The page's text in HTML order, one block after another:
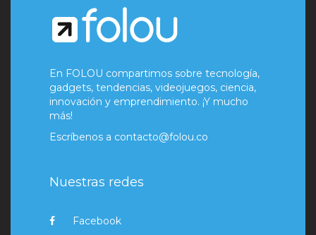
En FOLOU compartimos sobre tecnología,
gadgets, tendencias, videojuegos, ciencia,
innovación y emprendimiento. ¡Y mucho
más!
Escríbenos a contacto@folou.co
Nuestras redes
Facebook